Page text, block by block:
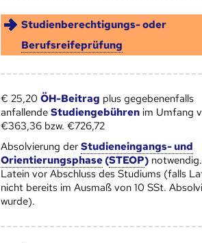
Studienberechtigungs- oder
Berufsreifeprüfung
€ 25,20ÖH-Beitrag plus gegebenenfalls
anfallendeStudiengebühren im Umfang
€363,36 bzw. €726,72
Absolvierung derStudieneingangs- und
Orientierungsphase (STEOP) notwendig.
Latein vor Abschluss des Studiums (falls
nicht bereits im Ausmaß von 10 SSt.
wurde).